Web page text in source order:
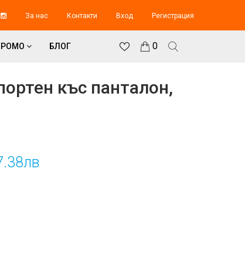
За нас Контакти Вход Регистрация
БЛОГ 0
къс панталон,